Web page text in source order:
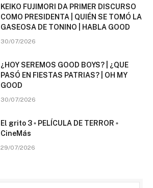
KEIKO FUJIMORI DA PRIMER DISCURSO
COMO PRESIDENTA | QUIÉN SE TOMÓ LA
GASEOSA DE TONINO | HABLA GOOD
30/07/2026
¿HOY SEREMOS GOOD BOYS? | ¿QUE
PASÓ EN FIESTAS PATRIAS? | OH MY
GOOD
30/07/2026
El grito 3 ▫️ PELÍCULA DE TERROR ▫️
CineMás
29/07/2026